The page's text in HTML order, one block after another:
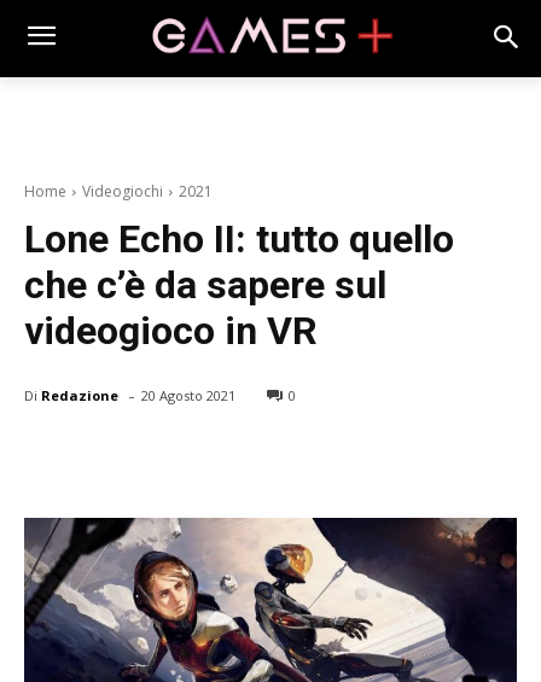
Home Videogiochi 2021
Lone Echo II: tutto quello
che c’è da sapere sul
videogioco in VR
Di Redazione - 20 Agosto 2021 0